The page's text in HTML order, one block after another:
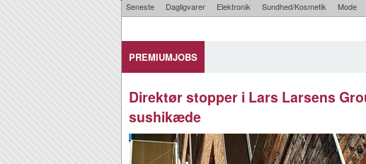
Seneste Dagligvarer Elektronik Sundhed/Kosmetik Mode
PREMIUMJOBS
Direktør stopper i Lars Larsens
sushikæde